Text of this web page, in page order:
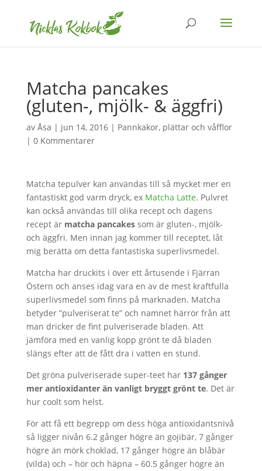
Matcha pancakes
(gluten-, mjölk- & äggfri)
av Åsa | jun 14, 2016| Pannkakor, plättar och våfflor
| 0 Kommentarer
Matcha tepulver kan användas till så mycket mer en
fantastiskt god varm dryck, ex Matcha Latte. Pulvret
kan också användas till olika recept och dagens
recept är matcha pancakessom är gluten-, mjölk-
och äggfri. Men innan jag kommer till receptet, låt
mig berätta om detta fantastiska superlivsmedel.
Matcha har druckits i över ett årtusende i Fjärran
Östern och anses idag vara en av de mest kraftfulla
superlivsmedel som finns på marknaden. Matcha
betyder ”pulveriserat te” och namnet härrör från att
man dricker de fint pulveriserade bladen. Att
jämföra med en vanlig kopp grönt te då bladen
slängs efter att de fått dra i vatten en stund.
Det gröna pulveriserade super-teet har 137 gånger
mer antioxidanter än vanligt bryggt grönt te. Det är
hur coolt som helst.
För att få ett begrepp om dess höga antioxidantsnivå
så ligger nivån 6.2 gånger högre än gojibär, 7 gånger
högre än mörk choklad, 17 gånger högre än blåbär
(vilda) och – hör och häpna – 60.5 gånger högre än